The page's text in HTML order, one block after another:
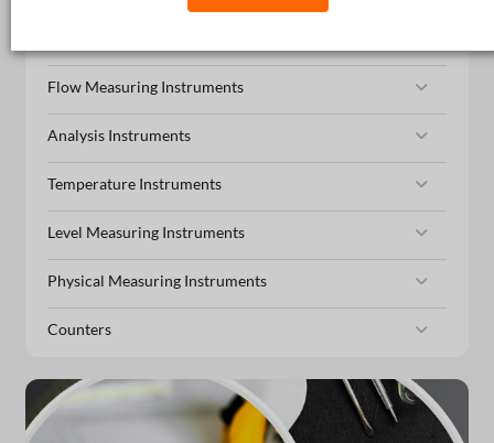
Flow Measuring Instruments
Analysis Instruments
Temperature Instruments
Level Measuring Instruments
Physical Measuring Instruments
Counters